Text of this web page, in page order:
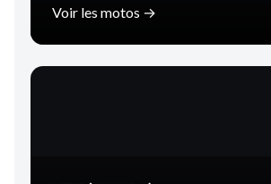
Voir les motos →